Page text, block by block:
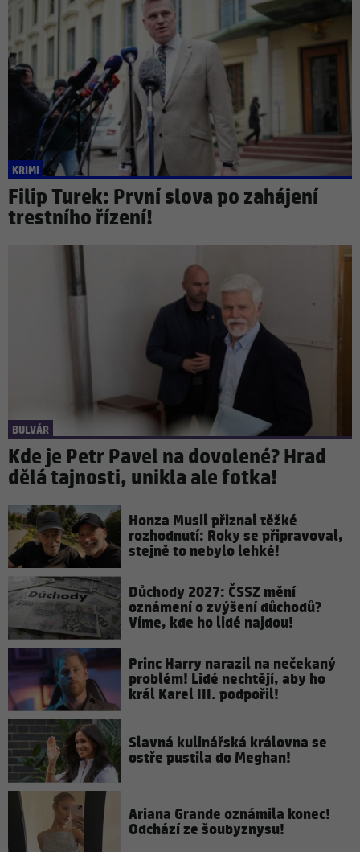
KRIMI
Filip Turek: První slova po zahájení
trestního řízení!
BULVÁR
Kde je Petr Pavel na dovolené? Hrad
dělá tajnosti, unikla ale fotka!
Honza Musil přiznal těžké
rozhodnutí: Roky se připravoval,
stejně to nebylo lehké!
Důchody 2027: ČSSZ mění
oznámení o zvýšení důchodů?
Víme, kde ho lidé najdou!
Princ Harry narazil na nečekaný
problém! Lidé nechtějí, aby ho
král Karel III. podpořil!
Slavná kulinářská královna se
ostře pustila do Meghan!
Ariana Grande oznámila konec!
Odchází ze šoubyznysu!